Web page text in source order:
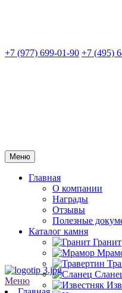
+7 (977) 699-01-90 +7 (495)
Меню
Главная
О компании
Награды
Отзывы
Полезные
Каталог камня
Гранит
Меню